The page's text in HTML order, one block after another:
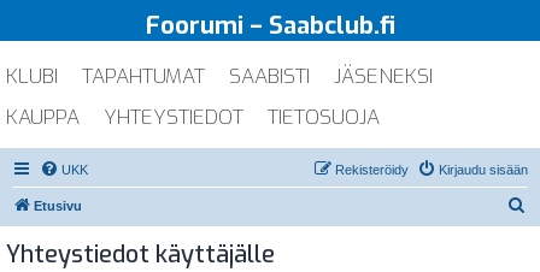
Foorumi – Saabclub.fi
KLUBI TAPAHTUMAT SAABISTI
JÄSENEKSI
KAUPPA
YHTEYSTIEDOT TIETOSUOJA
UKK Kirjaudu sisään
Rekisteröidy
Etusivu
Yhteystiedot käyttäjälle